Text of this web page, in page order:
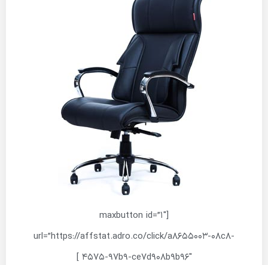
[maxbutton id=”1″
url=”https://affstat.adro.co/click/a8655003-08c8-
4575-97b9-ce7d908b9b96″ ]